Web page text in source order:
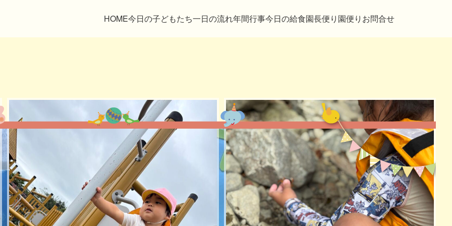
HOME今日の子どもたち一日の流れ年間行事今日の給食園長便り 園便り お問合せ
おやつ